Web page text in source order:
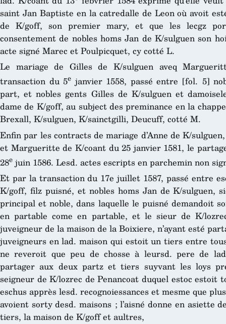
saint Jan Baptiste en la catredalle de Leon où avoit
de K/goff, son premier mary, et que les lecgz
consentement de nobles homs Jan de K/sulguen son
acte signé Marec et Poulpicquet, cy cotté L.
Le mariage de Gilles de K/sulguen aveq
transaction du 5e janvier 1558, passé entre [fol. 5]
part, et nobles gents Gilles de K/sulguen et
dame de K/goff, au subject des preminance en la
Brexall, K/sulguen, K/sainctgilli, Deucuff, cotté M.
Enfin par les contracts de mariage d’Anne de K/
et Margueritte de K/coant du 25 janvier 1581, le
28e juin 1586. Lesd. actes escripts en parchemin non
Et par la transaction du 17e juillet 1587, passé entre
K/goff, filz puisné, et nobles homs Jan de K/sulguen,
principal et noble, dans laquelle le puisné demandoit
en partable come en partable, et le sieur de K/
juveigneur de la maison de la Boixiere, n’ayant esté
juveigneurs en lad. maison qui estoit un tiers entre
ne reveroit que peu de chosse à leursd. pere de
partager aux deux partz et tiers suyvant les loys
seigneur de K/lozrec de Penancoat duquel estoc
eschus apprès lesd. recognoiessances et mesme que
avoient sorty desd. maisons ; l’aisné donne en asiette
tiers, la maison de K/goff et aultres,